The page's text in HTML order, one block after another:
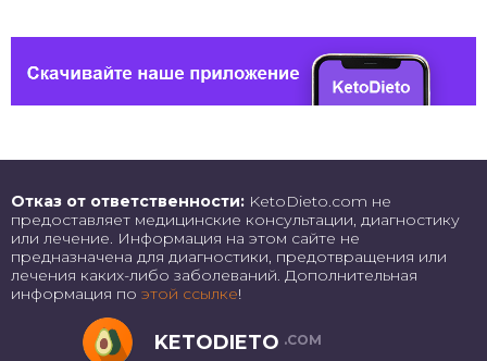
Отказ от ответственности: KetoDieto.com не
предоставляет медицинские консультации, диагностику
или лечение. Информация на этом сайте не
предназначена для диагностики, предотвращения или
лечения каких-либо заболеваний. Дополнительная
информация по этой ссылке!
KETODIETO .COM